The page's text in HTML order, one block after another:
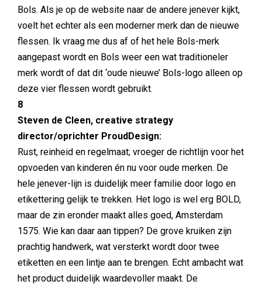
Bols. Als je op de website naar de andere jenever kijkt,
voelt het echter als een moderner merk dan de nieuwe
flessen. Ik vraag me dus af of het hele Bols-merk
aangepast wordt en Bols weer een wat traditioneler
merk wordt of dat dit ‘oude nieuwe’ Bols-logo alleen op
deze vier flessen wordt gebruikt.
8
Steven de Cleen, creative strategy
director/oprichter ProudDesign:
Rust, reinheid en regelmaat; vroeger de richtlijn voor het
opvoeden van kinderen én nu voor oude merken. De
hele jenever-lijn is duidelijk meer familie door logo en
etikettering gelijk te trekken. Het logo is wel erg BOLD,
maar de zin eronder maakt alles goed, Amsterdam
1575. Wie kan daar aan tippen? De grove kruiken zijn
prachtig handwerk, wat versterkt wordt door twee
etiketten en een lintje aan te brengen. Echt ambacht wat
het product duidelijk waardevoller maakt. De